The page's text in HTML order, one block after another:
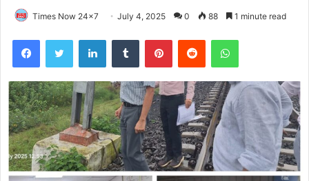
Times Now 24x7 July 4, 2025 0 88 1 minute read
FacebookTwitter LinkedInTumblr PinterestReddit WhatsApp